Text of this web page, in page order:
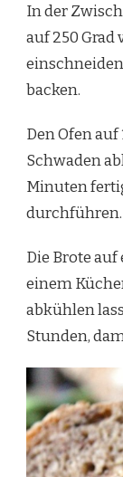
In der
auf 250 Grad
backen.
Den Ofen
Schwaden
Minuten
durchführen.
Die Brote
einem
abkühlen
Stunden,